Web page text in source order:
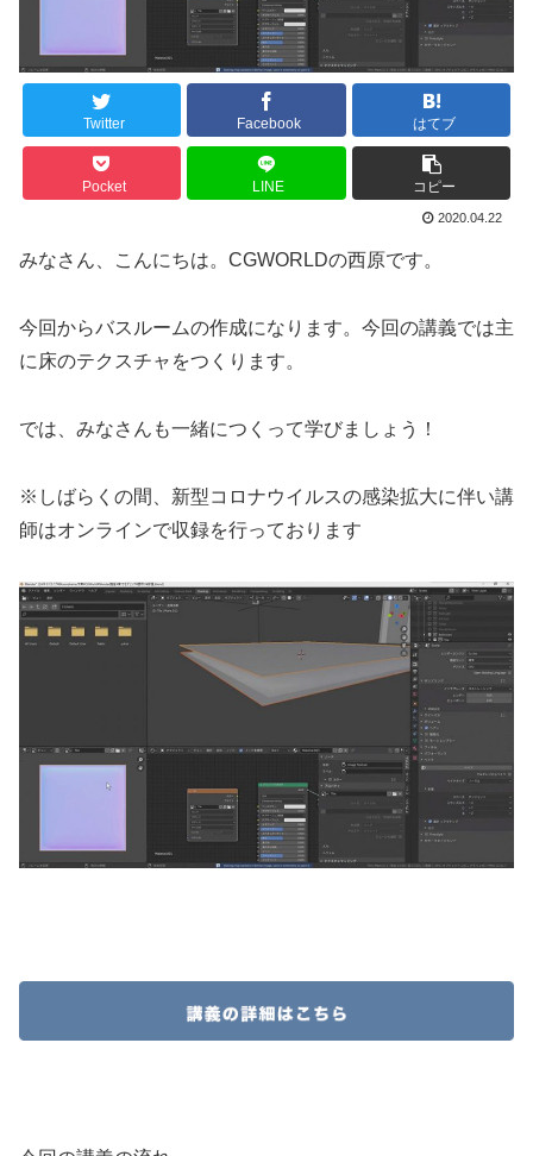
Twitter Facebook はてブ
Pocket LINE コピー
2020.04.22
みなさん、こんにちは。CGWORLDの西原です。
今回からバスルームの作成になります。今回の講義では主
に床のテクスチャをつくります。
では、みなさんも一緒につくって学びましょう！
※しばらくの間、新型コロナウイルスの感染拡大に伴い講
師はオンラインで収録を行っております